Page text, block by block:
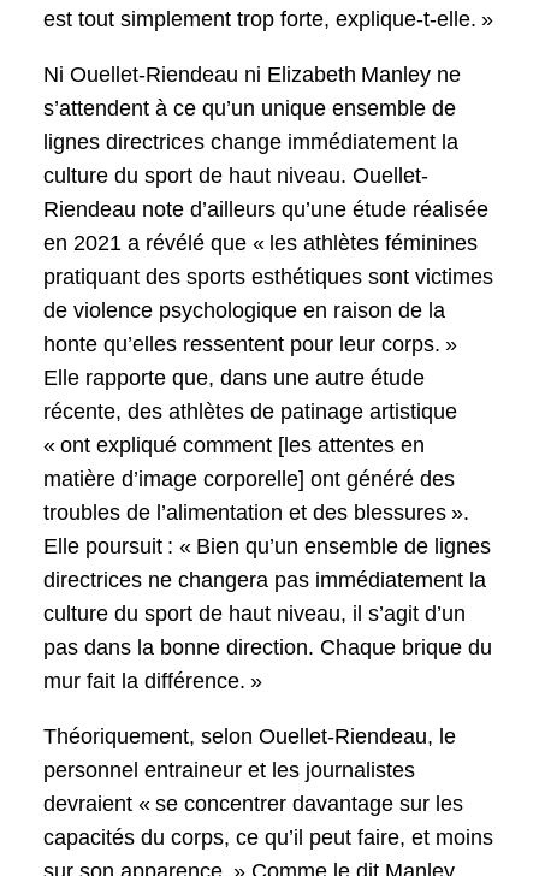
est tout simplement trop forte, explique-t-elle. »
Ni Ouellet-Riendeau ni Elizabeth Manley ne
s’attendent à ce qu’un unique ensemble de
lignes directrices change immédiatement la
culture du sport de haut niveau. Ouellet-
Riendeau note d’ailleurs qu’une étude réalisée
en 2021 a révélé que « les athlètes féminines
pratiquant des sports esthétiques sont victimes
de violence psychologique en raison de la
honte qu’elles ressentent pour leur corps. »
Elle rapporte que, dans une autre étude
récente, des athlètes de patinage artistique
« ont expliqué comment [les attentes en
matière d’image corporelle] ont généré des
troubles de l’alimentation et des blessures ».
Elle poursuit : « Bien qu’un ensemble de lignes
directrices ne changera pas immédiatement la
culture du sport de haut niveau, il s’agit d’un
pas dans la bonne direction. Chaque brique du
mur fait la différence. »
Théoriquement, selon Ouellet-Riendeau, le
personnel entraineur et les journalistes
devraient « se concentrer davantage sur les
capacités du corps, ce qu’il peut faire, et moins